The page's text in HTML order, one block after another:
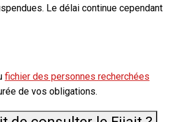
Le délai continue cependant
fichier des personnes recherchées
de vos obligations.